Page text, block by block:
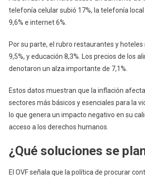
telefonía celular subió 17%, la telefonía local
9,6% e internet 6%.
Por su parte, el rubro restaurantes y
9,5%, y educación 8,3%. Los precios de los
denotaron un alza importante de 7,1%.
Estos datos muestran que la inflación
sectores más básicos y esenciales para la
lo que genera un impacto negativo en su
acceso a los derechos humanos.
¿Qué soluciones se
El OVF señala que la política de procurar